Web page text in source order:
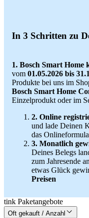
In 3 Schritten zu
1. Bosch Smart Home
vom 01.05.2026 bis
Produkte bei uns im
Bosch Smart Home
Einzelprodukt oder im
2. Online
und lade Deinen
das
3. Monatlich
Deines Belegs
zum Jahresende
etwas Glück
Preisen
tink Paketangebote
Oft gekauft / Anzahl